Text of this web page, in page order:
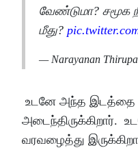
வேண்டுமா? சமூக
மீது?
— Narayanan
உடனே அந்த இடத்தை
அடைந்திருக்கிறார்.
வரவழைத்து